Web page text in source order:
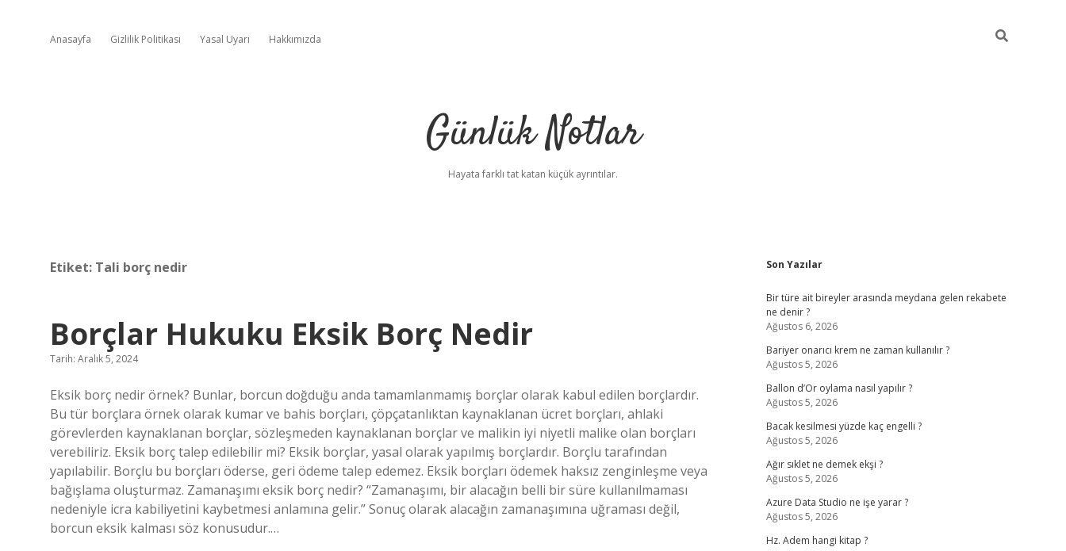
Anasayfa Gizlilik Politikası Yasal Uyarı Hakkımızda
Günlük Notlar
Hayata farklı tat katan küçük ayrıntılar.
Etiket: Tali borç nedir
Borçlar Hukuku Eksik Borç Nedir
Tarih: Aralık 5, 2024
Eksik borç nedir örnek? Bunlar, borcun doğduğu anda tamamlanmamış borçlar olarak kabul edilen borçlardır.
Bu tür borçlara örnek olarak kumar ve bahis borçları, çöpçatanlıktan kaynaklanan ücret borçları, ahlaki
görevlerden kaynaklanan borçlar, sözleşmeden kaynaklanan borçlar ve malikin iyi niyetli malike olan borçları
verebiliriz. Eksik borç talep edilebilir mi? Eksik borçlar, yasal olarak yapılmış borçlardır. Borçlu tarafından
yapılabilir. Borçlu bu borçları öderse, geri ödeme talep edemez. Eksik borçları ödemek haksız zenginleşme veya
bağışlama oluşturmaz. Zamanaşımı eksik borç nedir? “Zamanaşımı, bir alacağın belli bir süre kullanılmaması
nedeniyle icra kabiliyetini kaybetmesi anlamına gelir.” Sonuç olarak alacağın zamanaşımına uğraması değil,
borcun eksik kalması söz konusudur.…
Sidebar
Son Yazılar
Bir türe ait bireyler arasında meydana gelen rekabete
ne denir ?
Ağustos 6, 2026
Bariyer onarıcı krem ne zaman kullanılır ?
Ağustos 5, 2026
Ballon d’Or oylama nasıl yapılır ?
Ağustos 5, 2026
Bacak kesilmesi yüzde kaç engelli ?
Ağustos 5, 2026
Ağır sıklet ne demek ekşi ?
Ağustos 5, 2026
Azure Data Studio ne işe yarar ?
Ağustos 5, 2026
Hz. Adem hangi kitap ?